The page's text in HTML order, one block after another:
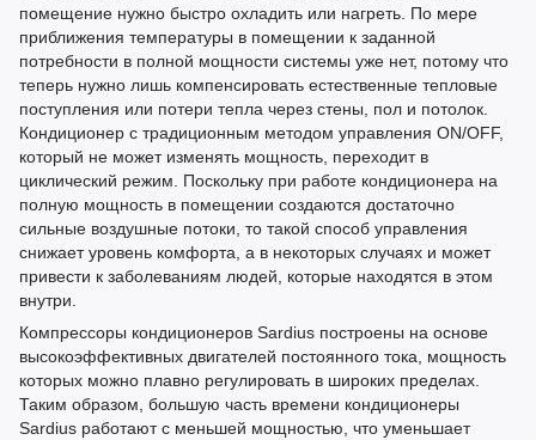
помещение нужно быстро охладить или нагреть. По мере
приближения температуры в помещении к заданной
потребности в полной мощности системы уже нет, потому что
теперь нужно лишь компенсировать естественные тепловые
поступления или потери тепла через стены, пол и потолок.
Кондиционер с традиционным методом управления ON/OFF,
который не может изменять мощность, переходит в
циклический режим. Поскольку при работе кондиционера на
полную мощность в помещении создаются достаточно
сильные воздушные потоки, то такой способ управления
снижает уровень комфорта, а в некоторых случаях и может
привести к заболеваниям людей, которые находятся в этом
внутри.
Компрессоры кондиционеров Sardius построены на основе
высокоэффективных двигателей постоянного тока, мощность
которых можно плавно регулировать в широких пределах.
Таким образом, большую часть времени кондиционеры
Sardius работают с меньшей мощностью, что уменьшает